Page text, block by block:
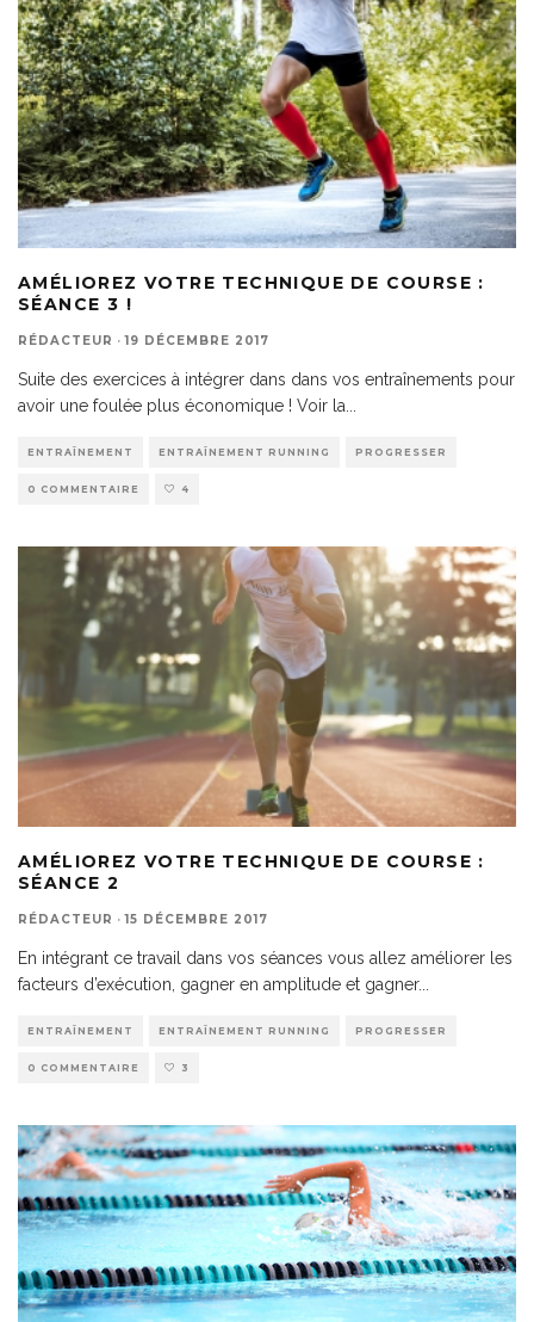
AMÉLIOREZ VOTRE TECHNIQUE DE COURSE :
SÉANCE 3 !
RÉDACTEUR · 19 DÉCEMBRE 2017
Suite des exercices à intégrer dans dans vos entraînements pour
avoir une foulée plus économique ! Voir la
ENTRAÎNEMENT ENTRAÎNEMENT RUNNING PROGRESSER
0 COMMENTAIRE 4
AMÉLIOREZ VOTRE TECHNIQUE DE COURSE :
SÉANCE 2
RÉDACTEUR · 15 DÉCEMBRE 2017
En intégrant ce travail dans vos séances vous allez améliorer les
facteurs d’exécution, gagner en amplitude et gagner...
ENTRAÎNEMENT ENTRAÎNEMENT RUNNING PROGRESSER
0 COMMENTAIRE 3